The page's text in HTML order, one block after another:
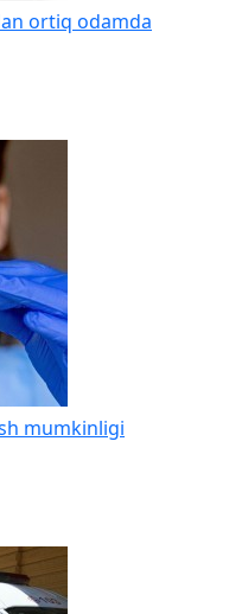
ortiq odamda
mumkinligi